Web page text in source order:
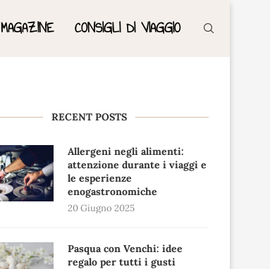
MAGAZINE CONSIGLI DI VIAGGIO
RECENT POSTS
Allergeni negli alimenti:
attenzione durante i viaggi e
le esperienze
enogastronomiche
20 Giugno 2025
Pasqua con Venchi: idee
regalo per tutti i gusti